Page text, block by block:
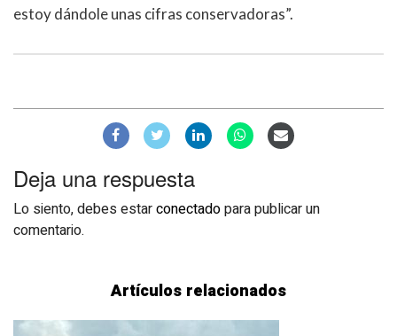
estoy dándole unas cifras conservadoras”.
Deja una respuesta
Lo siento, debes estarconectadopara publicar un
comentario.
Artículos relacionados